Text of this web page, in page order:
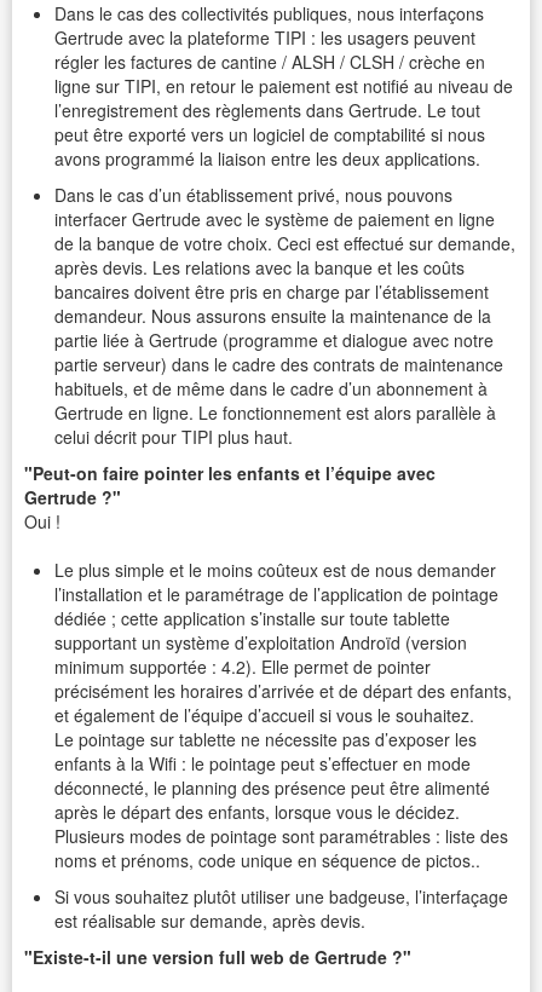
Dans le cas des collectivités publiques, nous interfaçons
Gertrude avec la plateforme TIPI : les usagers peuvent
régler les factures de cantine / ALSH / CLSH / crèche​ en
ligne sur TIPI, en retour le paiement est notifié au niveau de
l’enregistrement des règlements dans Gertrude. Le tout
peut être exporté vers un logiciel de comptabilité si nous
avons programmé la liaison entre les deux applications.
Dans le cas d’un établissement privé, nous pouvons
interfacer Gertrude avec le système de paiement en ligne
de la banque de votre choix. Ceci est effectué sur demande,
après devis. Les relations avec la banque et les coûts
bancaires doivent être pris en charge par l’établissement
demandeur. Nous assurons ensuite la maintenance de la
partie liée à Gertrude (programme et dialogue avec notre
partie serveur) dans le cadre des contrats de maintenance
habituels, et de même dans le cadre d’un abonnement à
Gertrude en ligne. Le fonctionnement est alors parallèle à
celui décrit pour TIPI plus haut.
"Peut-on faire pointer les enfants et l’équipe avec
Gertrude ?"
Oui !
Le plus simple et le moins coûteux est de nous demander
l’installation et le paramétrage de l’application de pointage
dédiée ; cette application s’installe sur toute tablette
supportant un système d’exploitation Androïd (version
minimum supportée : 4.2). Elle permet de pointer
précisément les horaires d’arrivée et de départ des enfants,
et également de l’équipe d’accueil si vous le souhaitez.
Le pointage sur tablette ne nécessite pas d’exposer les
enfants à la Wifi : le pointage peut s’effectuer en mode
déconnecté, le planning des présence peut être alimenté
après le départ des enfants, lorsque vous le décidez.
Plusieurs modes de pointage sont paramétrables : liste des
noms et prénoms, code unique en séquence de pictos..
Si vous souhaitez plutôt utiliser une badgeuse, l’interfaçage
est réalisable sur demande, après devis.
"Existe-t-il une version full web de Gertrude ?"